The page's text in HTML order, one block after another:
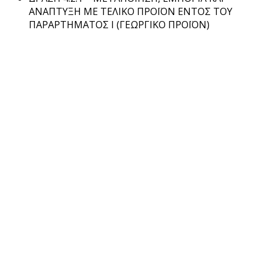
ΑΝΑΠΤΥΞΗ ΜΕ ΤΕΛΙΚΟ ΠΡΟΪΟΝ ΕΝΤΟΣ ΤΟΥ
ΠΑΡΑΡΤΗΜΑΤΟΣ Ι (ΓΕΩΡΓΙΚΟ ΠΡΟΪΟΝ)